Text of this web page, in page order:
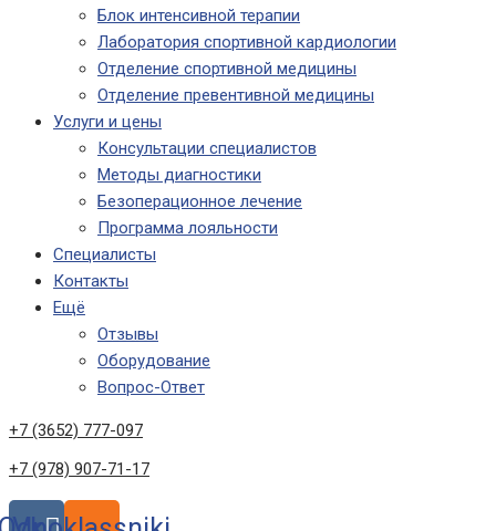
Блок интенсивной терапии
Лаборатория спортивной кардиологии
Отделение спортивной медицины
Отделение превентивной медицины
Услуги и цены
Консультации специалистов
Методы диагностики
Безоперационное лечение
Программа лояльности
Специалисты
Контакты
Ещё
Отзывы
Оборудование
Вопрос-Ответ
+7 (3652) 777-097
+7 (978) 907-71-17